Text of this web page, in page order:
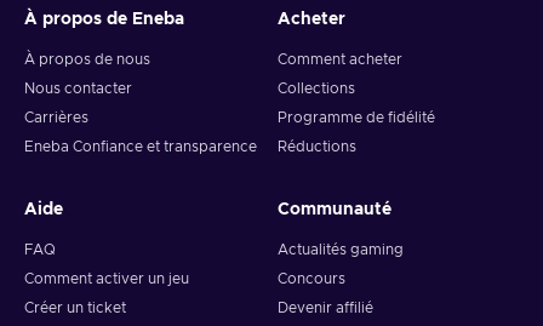
À propos de Eneba
À propos de nous
Nous contacter
Carrières
Eneba Confiance et transparence
Acheter
Comment acheter
Collections
Programme de fidélité
Réductions
Aide
FAQ
Comment activer un jeu
Créer un ticket
Communauté
Actualités gaming
Concours
Devenir affilié